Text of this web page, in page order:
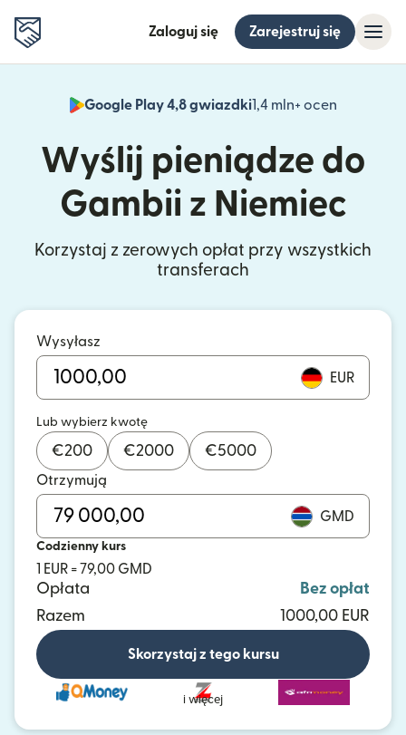
Zaloguj się Zarejestruj się
Google Play 4,8 gwiazdki1,4 mln+ ocen
(otwiera
Wyślij pieniądze do
Gambii z Niemiec
Korzystaj z zerowych opłat przy wszystkich
transferach
Wysyłasz
EUR
Lub wybierz kwotę
€200 €2000 €5000
Otrzymują
GMD
Codzienny kurs
1 EUR = 79,00 GMD
Opłata
Bez opłat
Razem
1000,00 EUR
Skorzystaj z tego kursu
i więcej